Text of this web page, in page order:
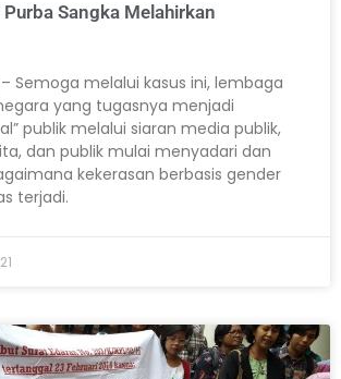
Sangka Melahirkan
Semoga melalui kasus ini, lembaga
yang tugasnya menjadi
publik melalui siaran media publik,
dan publik mulai menyadari dan
kekerasan berbasis gender
terjadi.